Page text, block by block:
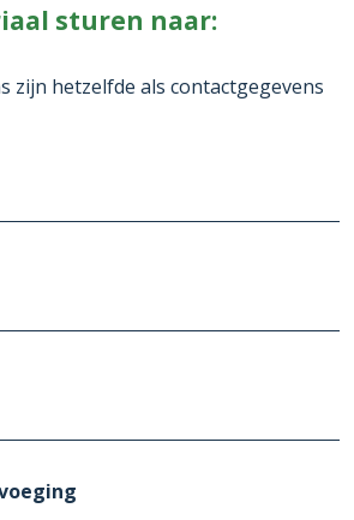
sturen naar:
zijn hetzelfde als contactgegevens